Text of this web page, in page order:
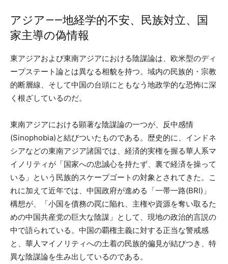
アジア——地経学的不安、民族対立、国
家主導の偽情報
東アジアおよび東南アジアにおける陰謀論は、欧米型のディ
ープステート論とは異なる相貌を持つ。域内の民族的・宗教
的断層線、そして中国の台頭にともなう地政学的な恐怖に深
く根ざしているのだ。
東南アジアにおける顕著な陰謀論の一つが、反中感情
(Sinophobia)と結びついたものである。歴史的に、インドネ
シアなどの東南アジア諸国では、経済的実権を握る華人系マ
イノリティが「国家への忠誠心を持たず、裏で経済を操って
いる」という民族的スケープゴートの対象とされてきた。こ
れに加えて近年では、中国政府が進める「一帯一路(BRI)」
構想が、「小国を債務の罠に陥れ、主権や資源を奪い取るた
めの中国共産党の巨大な陰謀」として、現地の政治的言説の
中で語られている。中国の覇権主義に対する正当な警戒感
と、華人マイノリティへの土着の民族的偏見が結びつき、特
異な陰謀論を生み出しているのである。